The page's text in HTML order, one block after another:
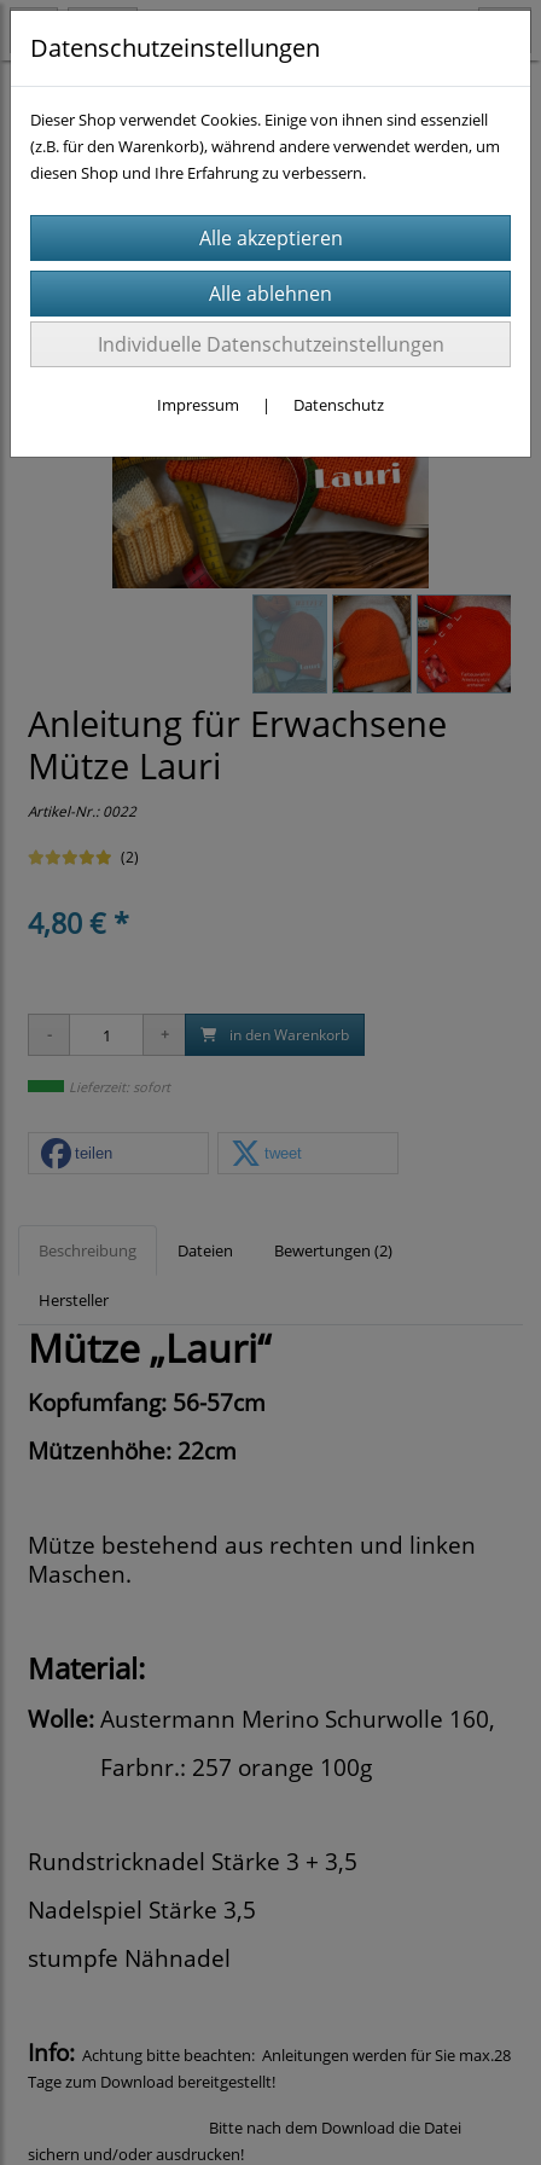
Strickanleitungen
Anleitung für Erwachsene
Mütze Lauri
Artikel-Nr.:0022
(2)
4,80 € *
in den Warenkorb
Lieferzeit: sofort
teilen tweet
Beschreibung Dateien Bewertungen (2)
Hersteller
Mütze „Lauri“
Kopfumfang: 56-57cm
Mützenhöhe: 22cm
Mütze bestehend aus rechten und linken
Maschen.
Material:
Wolle: Austermann Merino Schurwolle 160,
Farbnr.: 257 orange 100g
Rundstricknadel Stärke 3 + 3,5
Nadelspiel Stärke 3,5
stumpfe Nähnadel
Info: Achtung bitte beachten: Anleitungen werden für Sie max.28
Tage zum Download bereitgestellt!
Bitte nach dem Download die Datei
sichern und/oder ausdrucken!
Datenschutzeinstellungen
Dieser Shop verwendet Cookies. Einige von ihnen sind essenziell
(z.B. für den Warenkorb), während andere verwendet werden, um
diesen Shop und Ihre Erfahrung zu verbessern.
Individuelle Datenschutzeinstellungen
Impressum | Datenschutz